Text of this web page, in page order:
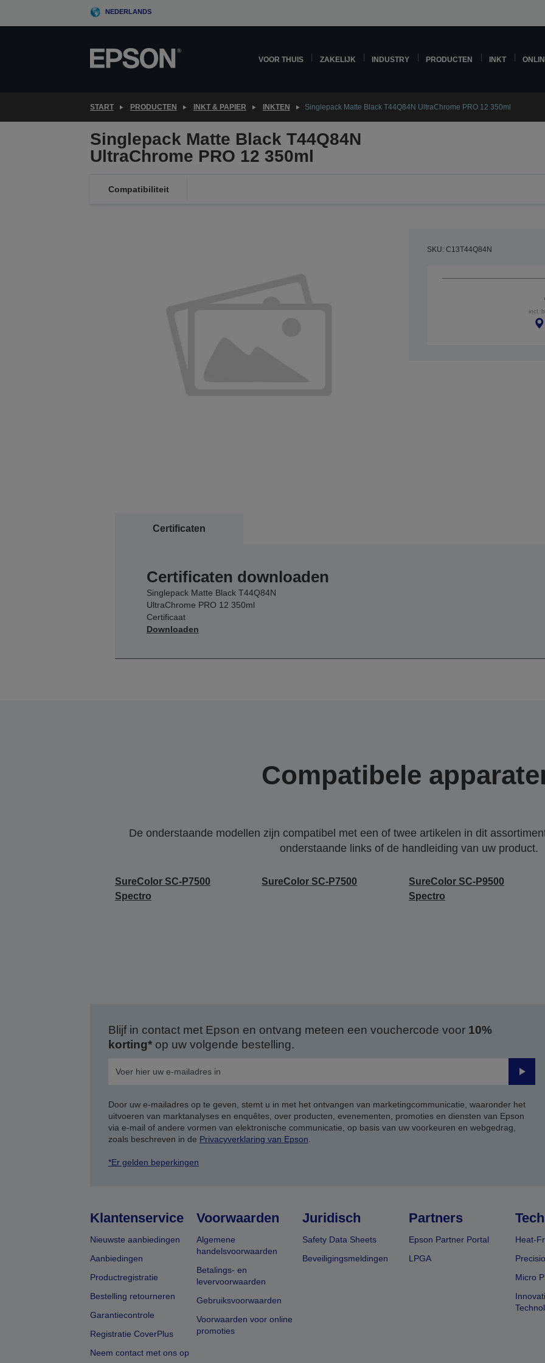
NEDERLANDS
VOOR THUIS ZAKELIJK INDUSTRY PRODUCTEN INKT
START PRODUCTEN INKT & PAPIER INKTEN Singlepack Matte Black T44Q84N UltraChrome PRO 12 350ml
Singlepack Matte Black T44Q84N
UltraChrome PRO 12 350ml
Compatibiliteit
SKU: C13T44Q84N
incl.
Certificaten
Certificaten downloaden
Singlepack Matte Black T44Q84N
UltraChrome PRO 12 350ml
Certificaat
Downloaden
Compatibele
De onderstaande modellen zijn compatibel met een of twee artikelen in dit
onderstaande links of de handleiding van uw product.
SureColor SC-P7500
Spectro
SureColor SC-P7500
SureColor SC-P9500
Spectro
Blijf in contact met Epson en ontvang meteen een vouchercode voor 10%
korting*op uw volgende bestelling.
Door uw e-mailadres op te geven, stemt u in met het ontvangen van marketingcommunicatie, waaronder het
uitvoeren van marktanalyses en enquêtes, over producten, evenementen, promoties en diensten van Epson
via e-mail of andere vormen van elektronische communicatie, op basis van uw voorkeuren en webgedrag,
zoals beschreven in de Privacyverklaring van Epson
*Er gelden beperkingen
Klantenservice
Nieuwste aanbiedingen
Aanbiedingen
Productregistratie
Bestelling retourneren
Garantiecontrole
Registratie CoverPlus
Neem contact met ons op
Voorwaarden
Algemene
handelsvoorwaarden
Betalings- en
levervoorwaarden
Gebruiksvoorwaarden
Voorwaarden voor online
promoties
Juridisch
Safety Data Sheets
Beveiligingsmeldingen
Partners
Epson Partner Portal
LPGA
Heat-
Micro